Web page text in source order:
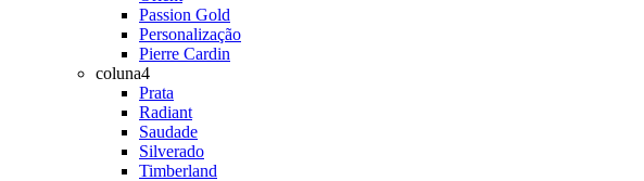
Passion Gold
Personalização
Pierre Cardin
coluna4
Prata
Radiant
Saudade
Silverado
Timberland